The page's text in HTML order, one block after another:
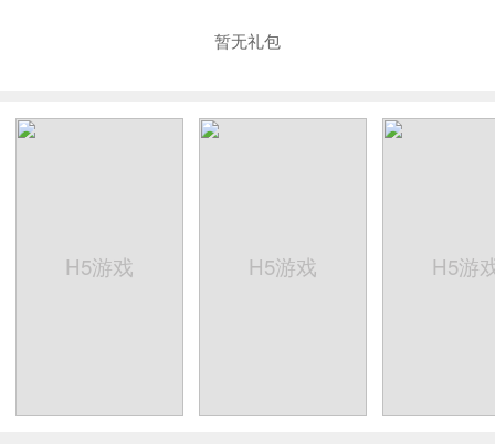
暂无礼包
H5游戏 H5游戏 H5游